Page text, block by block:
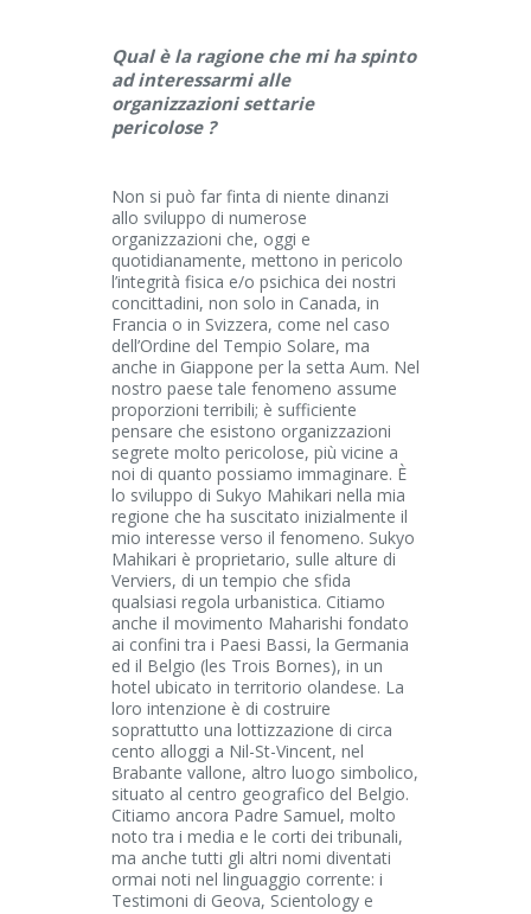
Qual è la ragione che mi ha spinto
ad interessarmi alle
organizzazioni settarie
pericolose ?
Non si può far finta di niente dinanzi
allo sviluppo di numerose
organizzazioni che, oggi e
quotidianamente, mettono in pericolo
l’integrità fisica e/o psichica dei nostri
concittadini, non solo in Canada, in
Francia o in Svizzera, come nel caso
dell’Ordine del Tempio Solare, ma
anche in Giappone per la setta Aum. Nel
nostro paese tale fenomeno assume
proporzioni terribili; è sufficiente
pensare che esistono organizzazioni
segrete molto pericolose, più vicine a
noi di quanto possiamo immaginare. È
lo sviluppo di Sukyo Mahikari nella mia
regione che ha suscitato inizialmente il
mio interesse verso il fenomeno. Sukyo
Mahikari è proprietario, sulle alture di
Verviers, di un tempio che sfida
qualsiasi regola urbanistica. Citiamo
anche il movimento Maharishi fondato
ai confini tra i Paesi Bassi, la Germania
ed il Belgio (les Trois Bornes), in un
hotel ubicato in territorio olandese. La
loro intenzione è di costruire
soprattutto una lottizzazione di circa
cento alloggi a Nil-St-Vincent, nel
Brabante vallone, altro luogo simbolico,
situato al centro geografico del Belgio.
Citiamo ancora Padre Samuel, molto
noto tra i media e le corti dei tribunali,
ma anche tutti gli altri nomi diventati
ormai noti nel linguaggio corrente: i
Testimoni di Geova, Scientology e